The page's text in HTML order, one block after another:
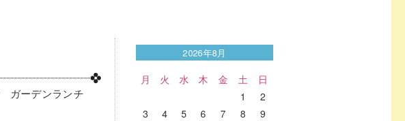
ガーデンランチ
2026年8月
月 火 水 木 金 土
日
1
2
3
4 5 6 7 8
9